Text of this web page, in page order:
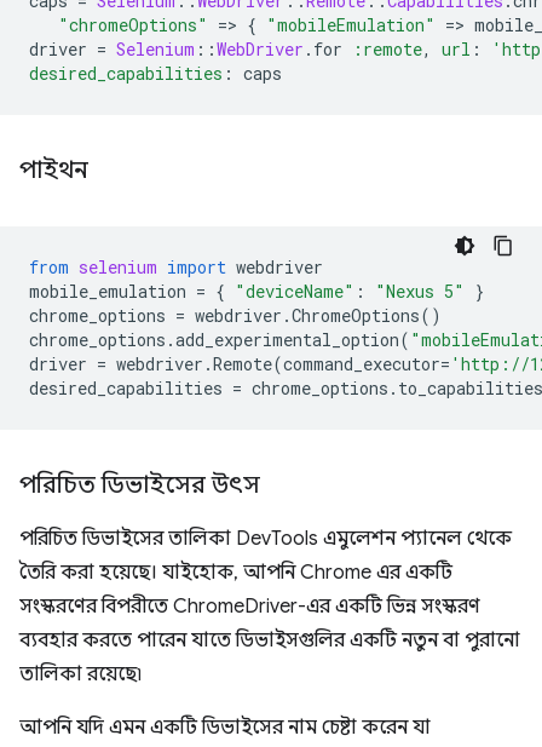
"chromeOptions"
=> { "mobileEmulation" =>
driver = Selenium ::WebDriver . for :remote, url :
desired_capabilities : caps
পাইথন
from selenium import webdriver
mobile_emulation = { "deviceName" : "Nexus 5"
}
chrome_options = webdriver .ChromeOptions()
chrome_options .add_experimental_option(
driver = webdriver .Remote(command_executor= 'http://
desired_capabilities = chrome_options . to_capabilities
পরিচিত ডিভাইসের উৎস
পরিচিত ডিভাইসের তালিকা DevTools এমুলেশন প্যানেল থেকে
তৈরি করা হয়েছে। যাইহোক, আপনি Chrome এর একটি
সংস্করণের বিপরীতে ChromeDriver-এর একটি ভিন্ন সংস্করণ
ব্যবহার করতে পারেন যাতে ডিভাইসগুলির একটি নতুন বা পুরানো
তালিকা রয়েছে৷
আপনি যদি এমন একটি ডিভাইসের নাম চেষ্টা করেন যা